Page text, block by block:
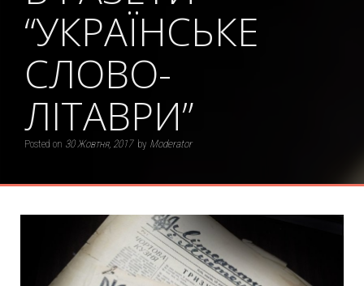
“УКРАЇНСЬКЕ
СЛОВО-
ЛІТАВРИ”
Posted on 30 Жовтня, 2017 by Moderator